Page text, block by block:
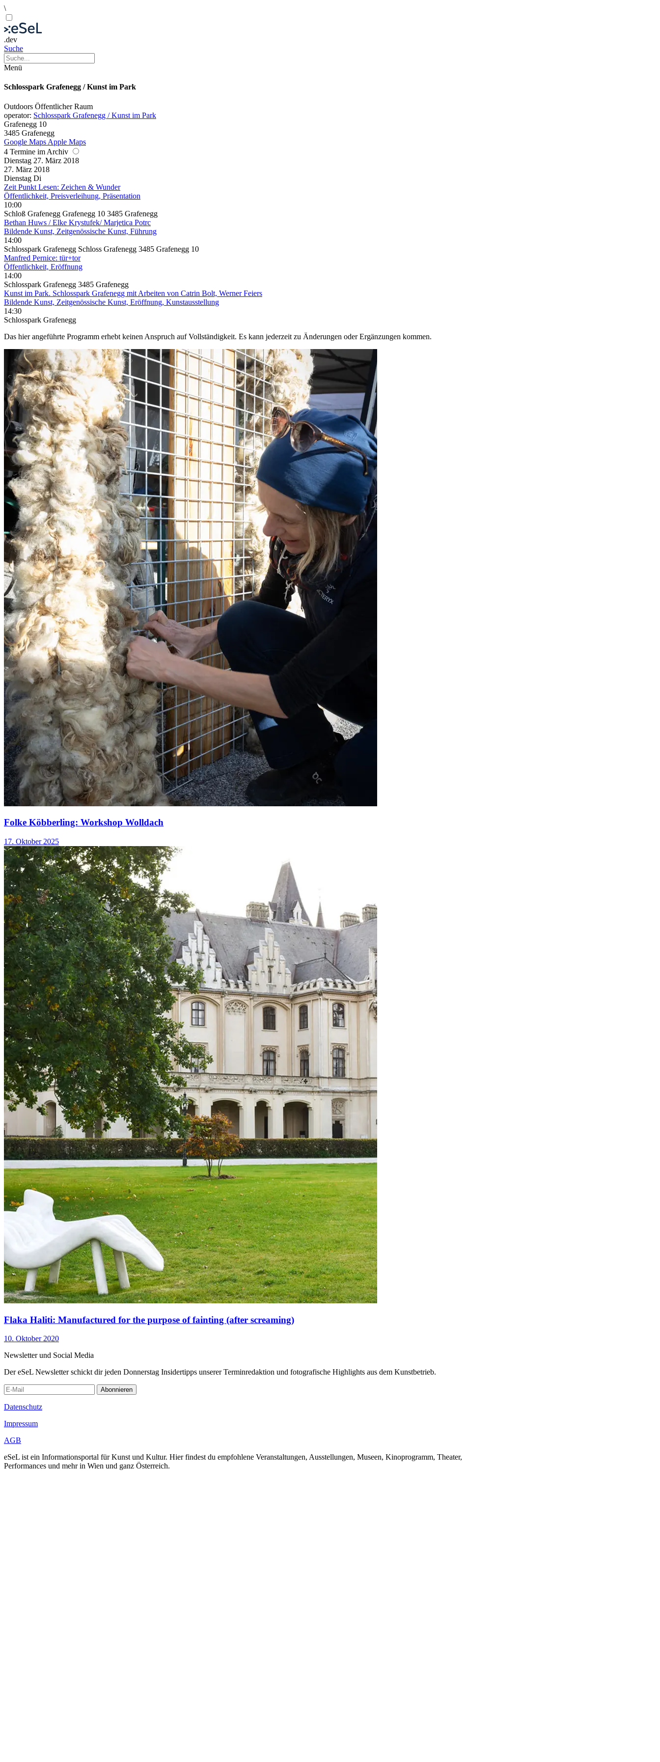
\
.dev
Suche
Menü
Schlosspark Grafenegg / Kunst im Park
Outdoors Öffentlicher Raum
operator: Schlosspark Grafenegg / Kunst im Park
Grafenegg 10
3485 Grafenegg
Google Maps Apple Maps
4 Termine im Archiv
Dienstag 27. März 2018
27. März 2018
Dienstag Di
Zeit Punkt Lesen: Zeichen & Wunder
Öffentlichkeit, Preisverleihung, Präsentation
10:00
Schloß Grafenegg Grafenegg 10 3485 Grafenegg
Bethan Huws / Elke Krystufek/ Marjetica Potrc
Bildende Kunst, Zeitgenössische Kunst, Führung
14:00
Schlosspark Grafenegg Schloss Grafenegg 3485 Grafenegg 10
Manfred Pernice: tür+tor
Öffentlichkeit, Eröffnung
14:00
Schlosspark Grafenegg 3485 Grafenegg
Kunst im Park. Schlosspark Grafenegg mit Arbeiten von Catrin Bolt, Werner Feiers
Bildende Kunst, Zeitgenössische Kunst, Eröffnung, Kunstausstellung
14:30
Schlosspark Grafenegg
Das hier angeführte Programm erhebt keinen Anspruch auf Vollständigkeit. Es kann jederzeit zu Änderungen oder Ergänzungen kommen.
Folke Köbberling: Workshop Wolldach
17. Oktober 2025
Flaka Haliti: Manufactured for the purpose of fainting (after screaming)
10. Oktober 2020
Newsletter und Social Media
Der eSeL Newsletter schickt dir jeden Donnerstag Insidertipps unserer Terminredaktion und fotografische Highlights aus dem Kunstbetrieb.
Abonnieren
Datenschutz
Impressum
AGB
eSeL ist ein Informationsportal für Kunst und Kultur. Hier findest du empfohlene Veranstaltungen, Ausstellungen, Museen, Kinoprogramm, Theater,
Performances und mehr in Wien und ganz Österreich.